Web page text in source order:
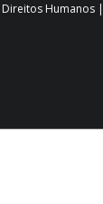
Humanos